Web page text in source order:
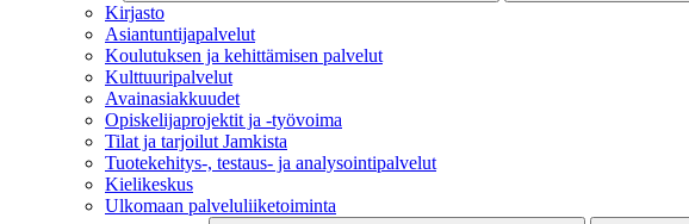
Kirjasto
Asiantuntijapalvelut
Koulutuksen ja kehittämisen palvelut
Kulttuuripalvelut
Avainasiakkuudet
Opiskelijaprojektit​ ja -työvoima
Tilat ja tarjoilut Jamkista
Tuotekehitys-, testaus- ja analysointipalvelut
Kielikeskus
Ulkomaan palveluliiketoiminta